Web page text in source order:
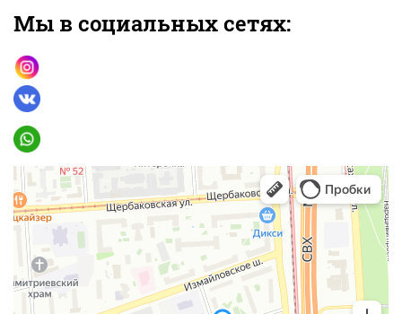
Мы в социальных сетях: